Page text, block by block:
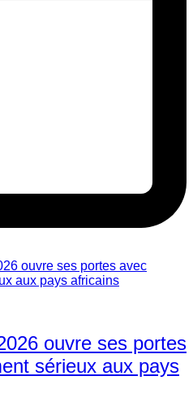
ouvre ses portes
sérieux aux pays